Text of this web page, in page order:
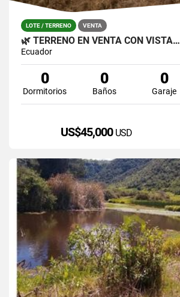
LOTE / TERRENO VENTA
🌿 TERRENO EN VENTA CON VISTA…
Ecuador
0
Dormitorios
0
Baños
0
Garaje
US$45,000 USD